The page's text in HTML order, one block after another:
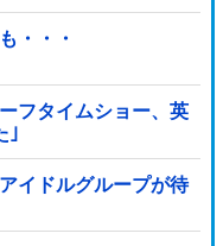
・・・
フタイムショー、英
｣
イドルグループが待